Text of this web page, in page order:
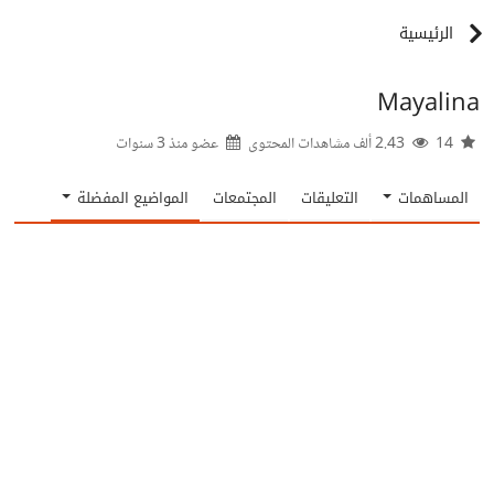
الرئيسية
Mayalina
عضو منذ3 سنوات
المساهمات التعليقات المجتمعات المواضيع المفضلة